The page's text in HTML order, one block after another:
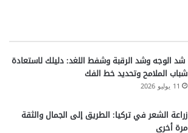
شد الوجه وشد الرقبة وشفط اللغد: دليلك لاستعادة
شباب الملامح وتحديد خط الفك
11 يوليو 2026
زراعة الشعر في تركيا: الطريق إلى الجمال والثقة
مرة أخرى